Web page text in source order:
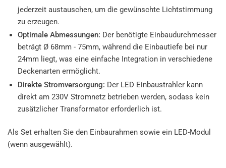
jederzeit austauschen, um die gewünschte Lichtstimmung
zu erzeugen.
Optimale Abmessungen: Der benötigte Einbaudurchmesser
beträgt Ø 68mm - 75mm, während die Einbautiefe bei nur
24mm liegt, was eine einfache Integration in verschiedene
Deckenarten ermöglicht.
Direkte Stromversorgung: Der LED Einbaustrahler kann
direkt am 230V Stromnetz betrieben werden, sodass kein
zusätzlicher Transformator erforderlich ist.
Als Set erhalten Sie den Einbaurahmen sowie ein LED-Modul
(wenn ausgewählt).